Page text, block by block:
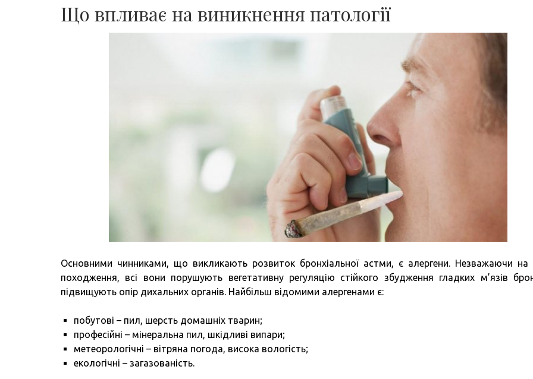
Що впливає на виникнення патології
Основними чинниками, що викликають розвиток бронхіальної астми, є алергени. Незважаючи на
походження, всі вони порушують вегетативну регуляцію стійкого збудження гладких м’язів
підвищують опір дихальних органів. Найбільш відомими алергенами є:
побутові – пил, шерсть домашніх тварин;
професійні – мінеральна пил, шкідливі випари;
метеорологічні – вітряна погода, висока вологість;
екологічні – загазованість.